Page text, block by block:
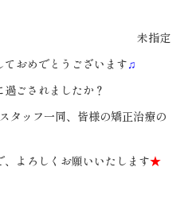
未指定
おめでとうございます♫
ごされましたか？
タッフ一同、皆様の矯正治療の
よろしくお願いいたします★